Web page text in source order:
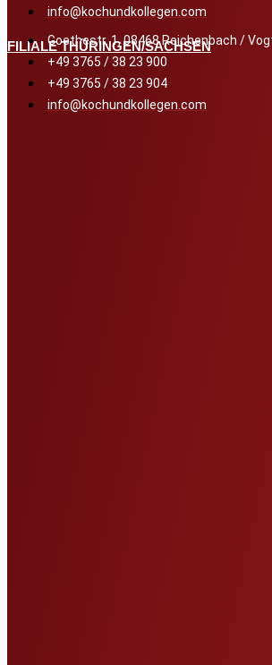
info@kochundkollegen.com
FILIALE THÜRINGEN/SACHSEN
Goethestr. 1, 08468 Reichenbach /
+49 3765 / 38 23 900
+49 3765 / 38 23 904
info@kochundkollegen.com